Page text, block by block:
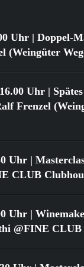
Uhr | Doppel-
(Weingüter
Uhr |
Frenzel
Uhr |
CLUB
Uhr |
@FINE CLUB